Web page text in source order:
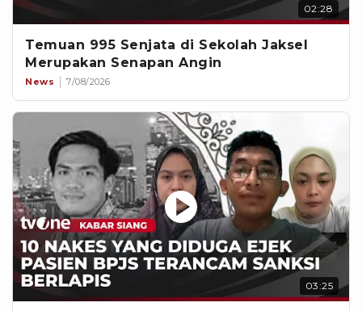
02:28
Temuan 995 Senjata di Sekolah Jaksel
Merupakan Senapan Angin
News 7/08/2026
03:25